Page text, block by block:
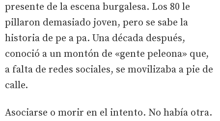
presente de la escena burgalesa. Los 80 le
pillaron demasiado joven, pero se sabe la
historia de pe a pa. Una década después,
conoció a un montón de «gente peleona» que,
a falta de redes sociales, se movilizaba a pie de
calle.
Asociarse o morir en el intento. No había otra.